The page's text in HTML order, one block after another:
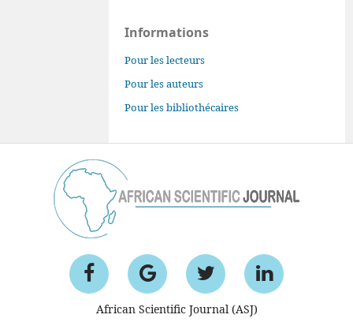
Informations
Pour les lecteurs
Pour les auteurs
Pour les bibliothécaires
African Scientific Journal (ASJ)